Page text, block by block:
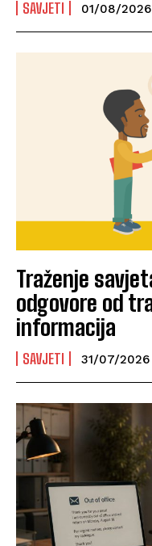
SAVJETI 01/08/2026
Traženje
odgovore od
informacija
SAVJETI 31/07/2026